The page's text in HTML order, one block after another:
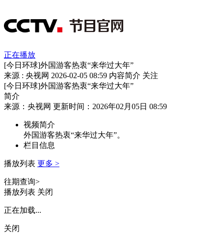
正在播放
[今日环球]外国游客热衷“来华过大年”
来源 : 央视网 2026-02-05 08:59 内容简介 关注
[今日环球]外国游客热衷“来华过大年”
简介
来源：央视网 更新时间：2026年02月05日 08:59
视频简介
外国游客热衷“来华过大年”。
栏目信息
播放列表 更多 >
往期查询>
播放列表 关闭
正在加载...
关闭